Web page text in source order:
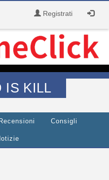
Registrati
IS KILL
Recensioni Consigli